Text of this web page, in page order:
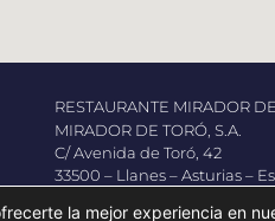
RESTAURANTE MIRADOR
MIRADOR DE TORÓ, S.A.
C/ Avenida de Toró, 42
33500 – Llanes – Asturias –
la mejor experiencia en